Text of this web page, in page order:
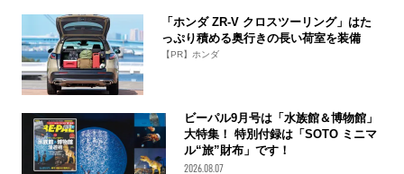
「ホンダ ZR-V クロスツーリング」はた
っぷり積める奥行きの長い荷室を装備
【PR】ホンダ
ビーパル9月号は「水族館＆博物館」
大特集！ 特別付録は「SOTO ミニマ
ル“旅”財布」です！
2026.08.07